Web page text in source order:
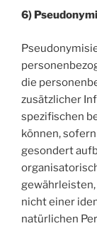
6)
die
zusätzlicher
spezifischen
können,
gesondert
nicht einer
natürlichen